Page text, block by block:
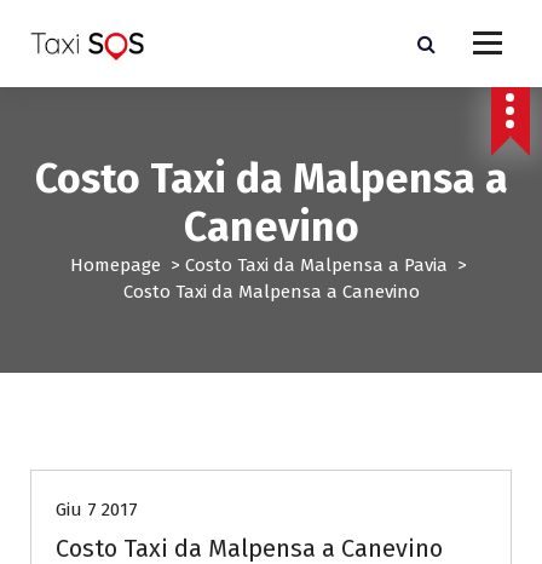
a
Costo Taxi da Malpensa a
Canevino
Homepage > Costo Taxi da Malpensa a Pavia >
Costo Taxi da Malpensa a Canevino
Giu 7 2017
Costo Taxi da Malpensa a Canevino